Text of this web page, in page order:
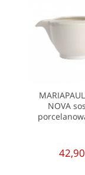
NOVA
42,90